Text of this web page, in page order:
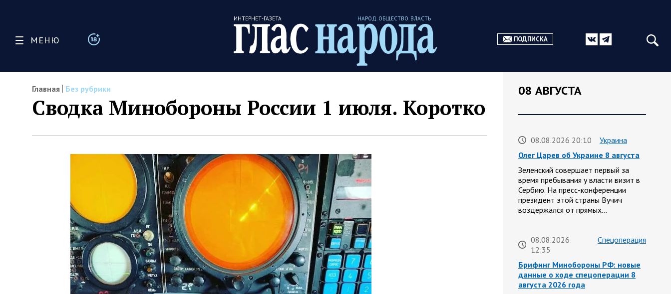
МЕНЮ
ИНТЕРНЕТ-ГАЗЕТА НАРОД. ОБЩЕСТВО. ВЛАСТЬ
ПОДПИСКА
Главная Без рубрики
Сводка Минобороны России 1 июля. Коротко
08 АВГУСТА
08.08.2026 20:10
Украина
Олег Царев об Украине 8 августа
Зеленский совершает первый за
время пребывания у власти визит в
Сербию. На пресс-конференции
президент этой страны Вучич
воздержался от прямых…
08.08.2026
12:35
Спецоперация
Брифинг Минобороны РФ: новые
данные о ходе спецоперации 8
августа 2026 года